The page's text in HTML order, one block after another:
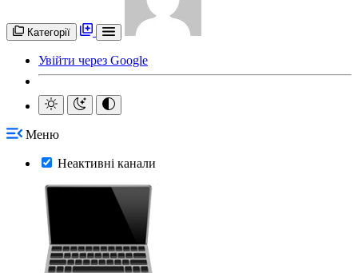
Категорії
Увійти через Google
Меню
Неактивні канали